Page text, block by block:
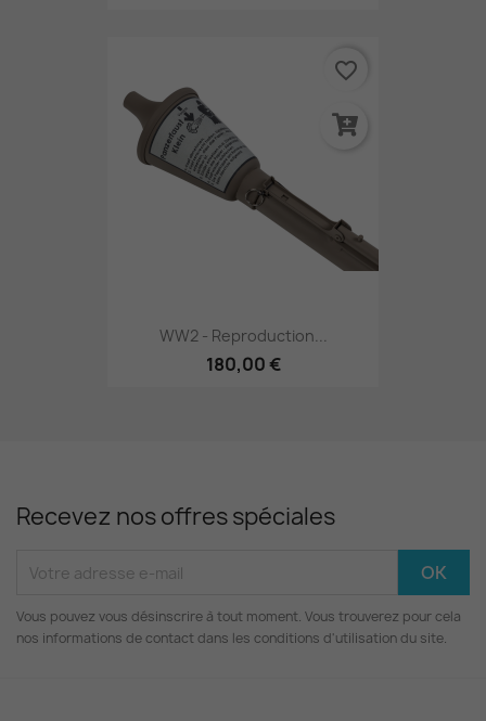
WW2 - Reproduction...
180,00 €
favorite_border
Recevez nos offres spéciales
Vous pouvez vous désinscrire à tout moment. Vous trouverez pour cela
nos informations de contact dans les conditions d'utilisation du site.